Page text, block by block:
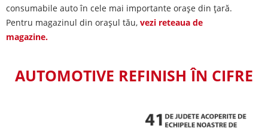
consumabile auto în cele mai importante orașe din țară.
Pentru magazinul din orașul tău, vezi reteaua de
magazine.
AUTOMOTIVE REFINISH ÎN CIFRE